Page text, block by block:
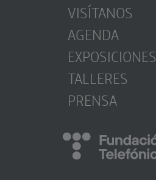
VISÍTANOS
AGENDA
EXPOSICIONES
TALLERES
PRENSA